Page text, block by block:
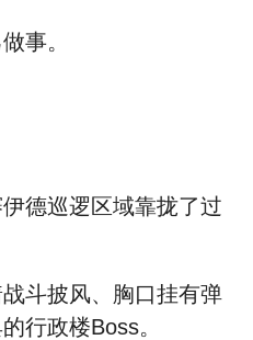
事。
德巡逻区域靠拢了过
斗披风、胸口挂有弹
行政楼Boss。